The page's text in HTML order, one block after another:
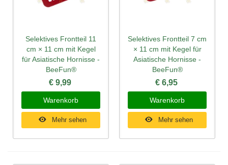
Selektives Frontteil 11
cm × 11 cm mit Kegel
für Asiatische Hornisse -
BeeFun®
€ 9,99
Warenkorb
Mehr sehen
Selektives Frontteil 7 cm
× 11 cm mit Kegel für
Asiatische Hornisse -
BeeFun®
€ 6,95
Warenkorb
Mehr sehen